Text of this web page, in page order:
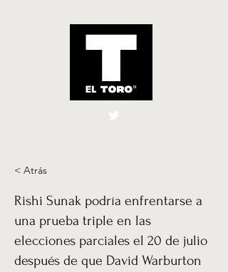
El Toro España
< Atrás
Rishi Sunak podría enfrentarse a
una prueba triple en las
elecciones parciales el 20 de julio
después de que David Warburton